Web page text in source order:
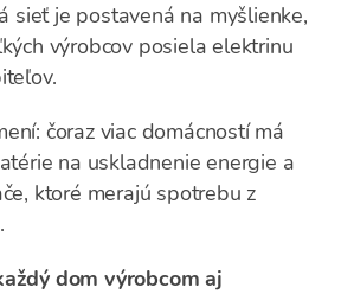
sieť je postavená na myšlienke,
výrobcov posiela elektrinu
čoraz viac domácností má
na uskladnenie energie a
ktoré merajú spotrebu z
dom výrobcom aj